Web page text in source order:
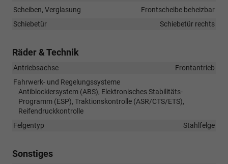
Scheiben, Verglasung
Frontscheibe beheizbar
Schiebetür
Schiebetür rechts
Räder & Technik
Antriebsachse
Frontantrieb
Fahrwerk- und Regelungssysteme
Antiblockiersystem (ABS), Elektronisches Stabilitäts-
Programm (ESP), Traktionskontrolle (ASR/CTS/ETS),
Reifendruckkontrolle
Felgentyp
Stahlfelge
Sonstiges